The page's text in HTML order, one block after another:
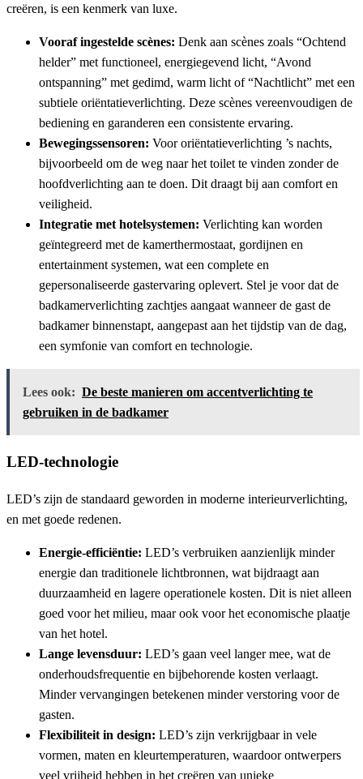
creëren, is een kenmerk van luxe.
Vooraf ingestelde scènes: Denk aan scènes zoals “Ochtend
helder” met functioneel, energiegevend licht, “Avond
ontspanning” met gedimd, warm licht of “Nachtlicht” met een
subtiele oriëntatieverlichting. Deze scènes vereenvoudigen de
bediening en garanderen een consistente ervaring.
Bewegingssensoren: Voor oriëntatieverlichting ’s nachts,
bijvoorbeeld om de weg naar het toilet te vinden zonder de
hoofdverlichting aan te doen. Dit draagt bij aan comfort en
veiligheid.
Integratie met hotelsystemen: Verlichting kan worden
geïntegreerd met de kamerthermostaat, gordijnen en
entertainment systemen, wat een complete en
gepersonaliseerde gastervaring oplevert. Stel je voor dat de
badkamerverlichting zachtjes aangaat wanneer de gast de
badkamer binnenstapt, aangepast aan het tijdstip van de dag,
een symfonie van comfort en technologie.
Lees ook: De beste manieren om accentverlichting te
gebruiken in de badkamer
LED-technologie
LED’s zijn de standaard geworden in moderne interieurverlichting,
en met goede redenen.
Energie-efficiëntie: LED’s verbruiken aanzienlijk minder
energie dan traditionele lichtbronnen, wat bijdraagt aan
duurzaamheid en lagere operationele kosten. Dit is niet alleen
goed voor het milieu, maar ook voor het economische plaatje
van het hotel.
Lange levensduur: LED’s gaan veel langer mee, wat de
onderhoudsfrequentie en bijbehorende kosten verlaagt.
Minder vervangingen betekenen minder verstoring voor de
gasten.
Flexibiliteit in design: LED’s zijn verkrijgbaar in vele
vormen, maten en kleurtemperaturen, waardoor ontwerpers
veel vrijheid hebben in het creëren van unieke